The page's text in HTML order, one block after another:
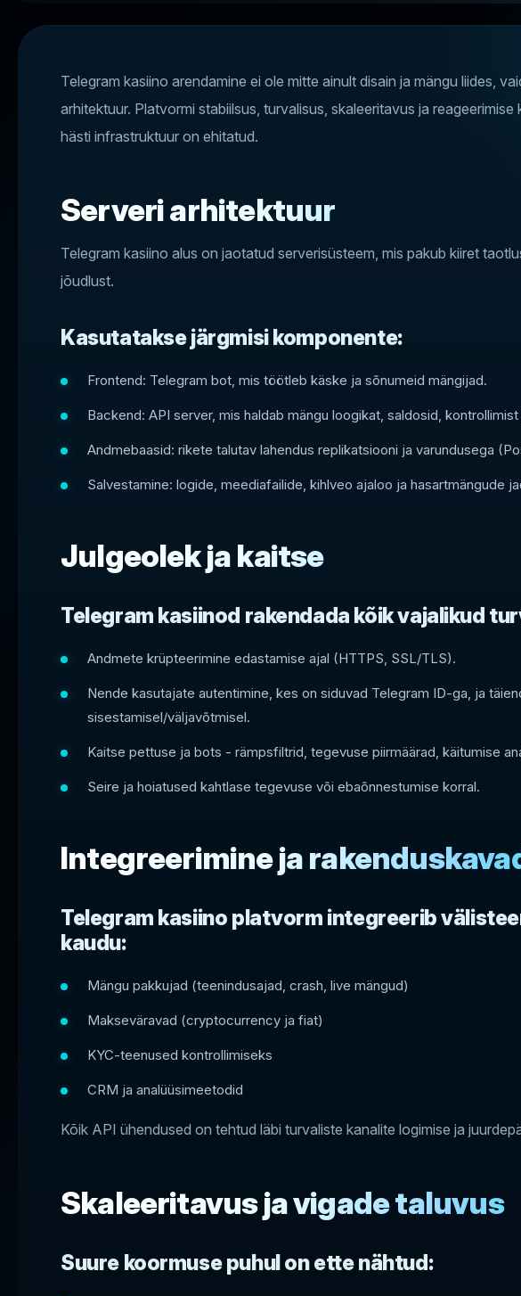
Telegram kasiino arendamine ei ole mitte ainult disain ja mängu liides,
arhitektuur. Platvormi stabiilsus, turvalisus, skaleeritavus ja reageerimise
hästi infrastruktuur on ehitatud.
Serveri arhitektuur
Telegram kasiino alus on jaotatud serverisüsteem, mis pakub kiiret
jõudlust.
Kasutatakse järgmisi komponente:
Frontend: Telegram bot, mis töötleb käske ja sõnumeid mängijad.
Backend: API server, mis haldab mängu loogikat, saldosid,
Andmebaasid: rikete talutav lahendus replikatsiooni ja varundusega
Salvestamine: logide, meediafailide, kihlveo ajaloo ja hasartmängude
Julgeolek ja kaitse
Telegram kasiinod rakendada kõik vajalikud
Andmete krüpteerimine edastamise ajal (HTTPS, SSL/TLS).
Nende kasutajate autentimine, kes on siduvad Telegram ID-ga, ja
sisestamisel/väljavõtmisel.
Kaitse pettuse ja bots - rämpsfiltrid, tegevuse piirmäärad, käitumise
Seire ja hoiatused kahtlase tegevuse või ebaõnnestumise korral.
Integreerimine ja
Telegram kasiino platvorm integreerib
kaudu:
Mängu pakkujad (teenindusajad, crash, live mängud)
Makseväravad (cryptocurrency ja fiat)
KYC-teenused kontrollimiseks
CRM ja analüüsimeetodid
Kõik API ühendused on tehtud läbi turvaliste kanalite logimise ja
Skaleeritavus ja vigade taluvus
Suure koormuse puhul on ette nähtud: